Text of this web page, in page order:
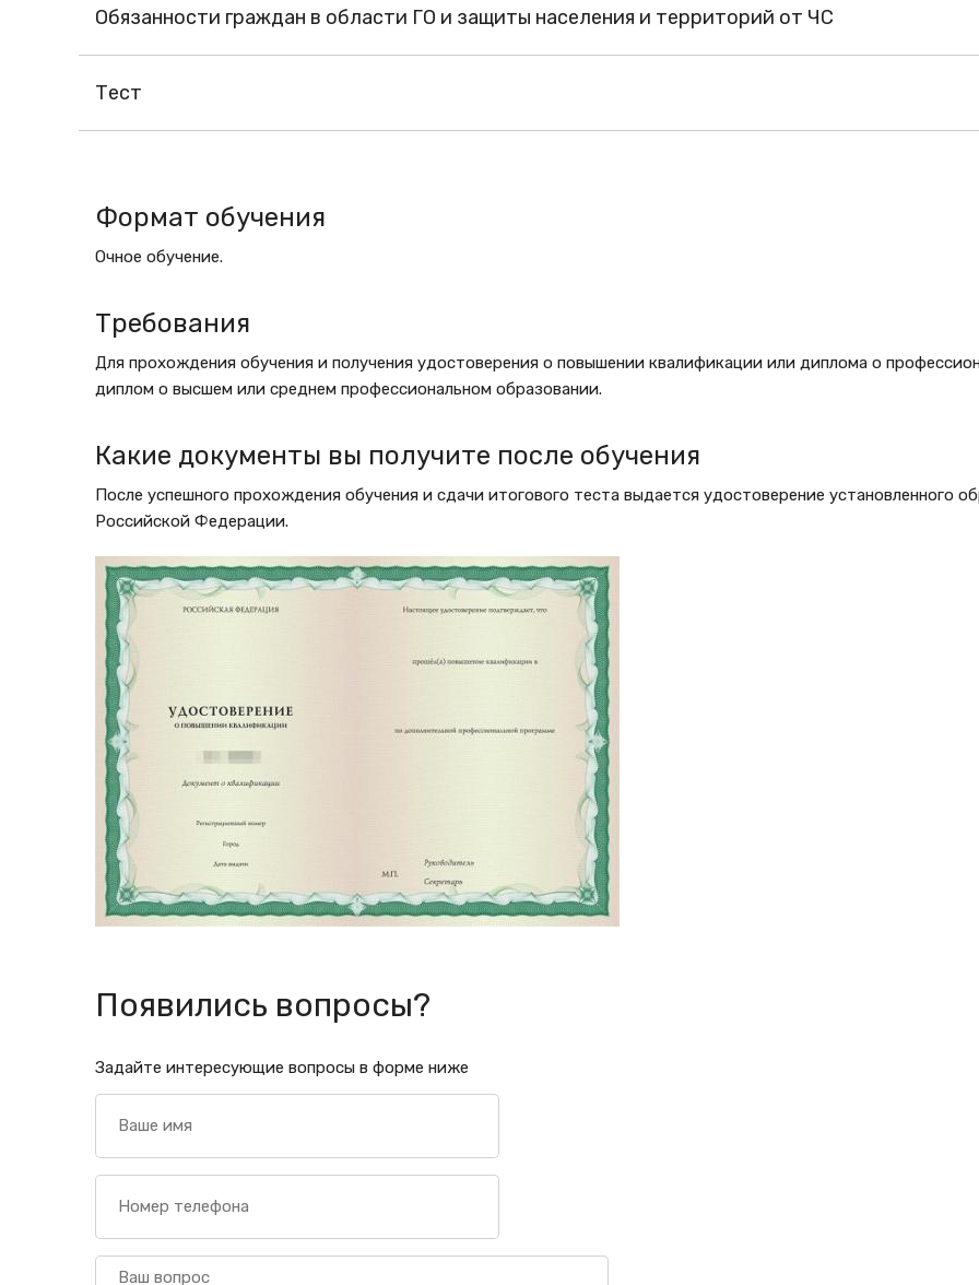
Обязанности граждан в области ГО и защиты населения и территорий от ЧС
Тест
Формат обучения
Очное обучение.
Требования
Для прохождения обучения и получения удостоверения о повышении квалификации или диплома о
диплом о высшем или среднем профессиональном образовании.
Какие документы вы получите после обучения
После успешного прохождения обучения и сдачи итогового теста выдается удостоверение установленного
Российской Федерации.
Изображение
Появились вопросы?
Задайте интересующие вопросы в форме ниже
Ваше
имя
Номер
телефона
Ваш